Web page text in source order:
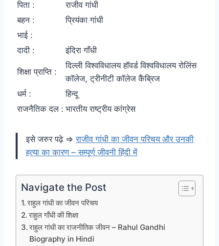
पिता :
राजीव गांधी
बहन :
प्रियंका गांधी
भाई :
दादी :
इंदिरा गाँधी
शिक्षा प्राप्ति :
दिल्ली विश्वविधालय हॉवर्ड विश्वविधालय रोलिंस
कॉलेज, ट्रीनीटी कॉलेज कैंब्रिज
धर्म :
हिन्दू
राजनैतिक दल : भारतीय राष्ट्रीय कांग्रेस
इसे जरुर पढ़े ⇒राजीव गांधी का जीवन परिचय और उनकी
हत्या का कारण – सम्पूर्ण जीवनी हिंदी में
Navigate the Post
राहुल गांधी का जीवन परिचय
राहुल गाँधी की शिक्षा
राहुल गांधी का राजनीतिक जीवन – Rahul Gandhi
Biography in Hindi